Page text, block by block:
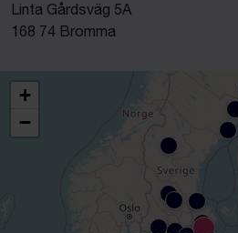
Linta Gårdsväg 5A
168 74 Bromma
+
−